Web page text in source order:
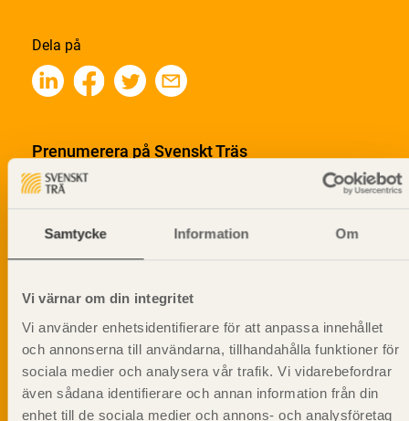
Samtycke Information Om
Vi värnar om din integritet
Vi använder enhetsidentifierare för att anpassa innehållet
och annonserna till användarna, tillhandahålla funktioner för
sociala medier och analysera vår trafik. Vi vidarebefordrar
även sådana identifierare och annan information från din
enhet till de sociala medier och annons- och analysföretag
Dela på
Prenumerera på Svenskt Träs
informationsutskick!